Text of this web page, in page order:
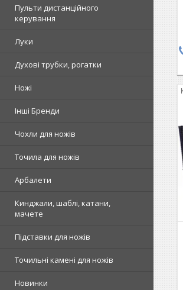
Пульти дистанційного
керування
Луки
Духові трубки, рогатки
Ножі
Інші Бренди
Чохли для ножів
Точила для ножів
Арбалети
Кинджали, шаблі, катани,
мачете
Підставки для ножів
Точильні камені для ножів
Новинки